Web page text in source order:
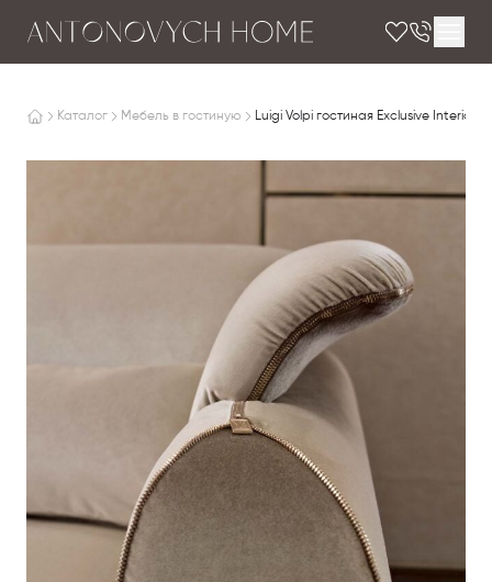
Каталог Мебель в гостиную Luigi Volpi гостиная Exclusive Interiors